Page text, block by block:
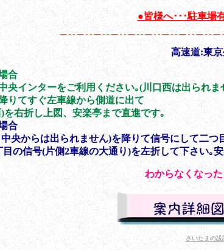
●皆様へ･･･駐車場
高速道:東
合
央インターをご利用ください｡(川口西は出られま
りてすぐ左車線から側道に出て
を右折し上図、安楽亭まで直進です｡
合
央からは出られません)を降りて信号にして二つ
の信号(片側2車線の大通り)を左折して下さい｡
わからなくなっ
さいたまの